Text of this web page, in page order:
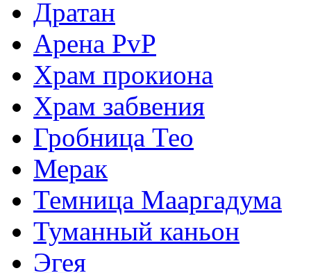
Дратан
Арена PvP
Храм прокиона
Храм забвения
Гробница Тео
Мерак
Темница Мааргадума
Туманный каньон
Эгея